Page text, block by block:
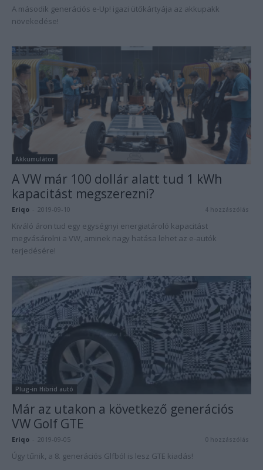
A második generációs e-Up! igazi ütőkártyája az akkupakk
növekedése!
Akkumulátor
A VW már 100 dollár alatt tud 1 kWh
kapacitást megszerezni?
Eriqo 2019-09-10 4 hozzászólás
Kiváló áron tud egy egységnyi energiatároló kapacitást
megvásárolni a VW, aminek nagy hatása lehet az e-autók
terjedésére!
Plug-in Hibrid autó
Már az utakon a következő generációs
VW Golf GTE
Eriqo 2019-09-05 0 hozzászólás
Úgy tűnik, a 8. generációs Glfból is lesz GTE kiadás!